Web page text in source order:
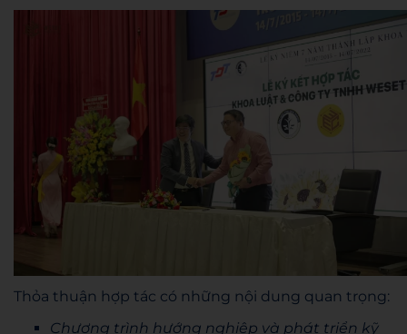
Thỏa thuận hợp tác có những nội dung quan trọng:
Chương trình hướng nghiệp và phát triển kỹ